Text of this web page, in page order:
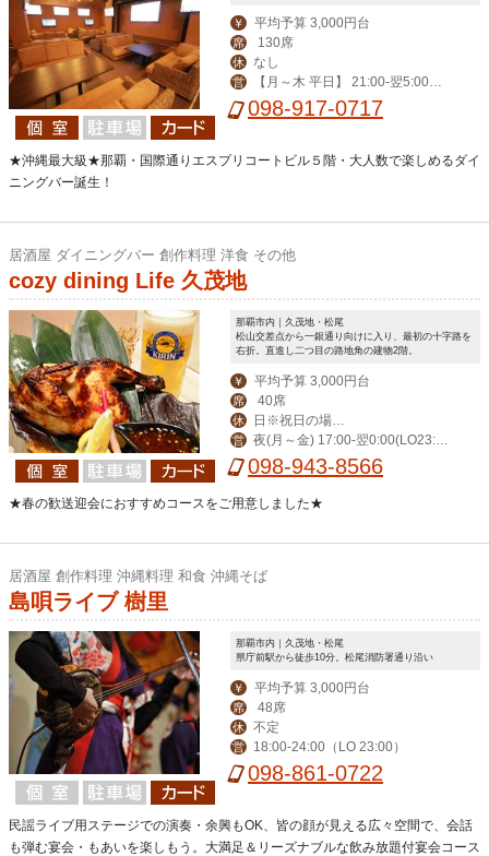
￥ 平均予算 3,000円台
席 130席
休 なし
営
【月～木 平日】 21:00-翌5:00
【その他】19:00-翌6:00
098-917-0717
★沖縄最大級★那覇・国際通りエスプリコートビル５階・大人数で楽しめるダイ
ニングバー誕生！
居酒屋 ダイニングバー 創作料理 洋食 その他
cozy dining Life 久茂地
那覇市内｜久茂地・松尾
松山交差点から一銀通り向けに入り、最初の十字路を
右折。直進し二つ目の路地角の建物2階。
￥ 平均予算 3,000円台
席 40席
休
営業。月曜振替休。
営
夜(月～金) 17:00-翌0:00(LO23:3
0) (土)-翌1:00(LO翌0:30) 昼(月～金) 1
098-943-8566
★春の歓送迎会におすすめコースをご用意しました★
居酒屋 創作料理 沖縄料理 和食 沖縄そば
島唄ライブ 樹里
那覇市内｜久茂地・松尾
県庁前駅から徒歩10分。松尾消防署通り沿い
￥ 平均予算 3,000円台
席 48席
休 不定
営 18:00-24:00（LO 23:00）
098-861-0722
民謡ライブ用ステージでの演奏・余興もOK、皆の顔が見える広々空間で、会話
も弾む宴会・もあいを楽しもう。大満足＆リーズナブルな飲み放題付宴会コース